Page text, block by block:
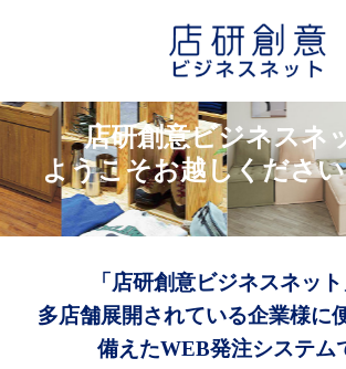
店研創意ビジネスネ
ようこそお越しくださ
「店研創意ビジネスネット
多店舗展開されている企業様に
備えたWEB発注システム